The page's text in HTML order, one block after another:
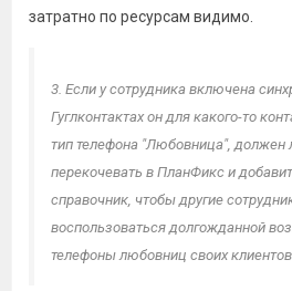
затратно по ресурсам видимо.
3. Если у сотрудника включена
Гуглконтактах он для какого-то
тип телефона "Любовница", должен
перекочевать в ПланФикс и
справочник, чтобы другие
воспользоваться долгожданной
телефоны любовниц своих